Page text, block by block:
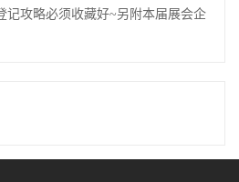
记攻略必须收藏好~另附本届展会企